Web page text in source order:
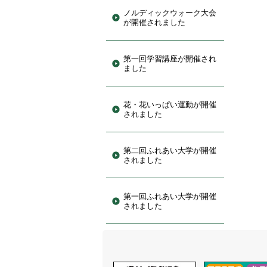
ノルディックウォーク大会
が開催されました
第一回学習講座が開催され
ました
花・花いっぱい運動が開催
されました
第二回ふれあい大学が開催
されました
第一回ふれあい大学が開催
されました